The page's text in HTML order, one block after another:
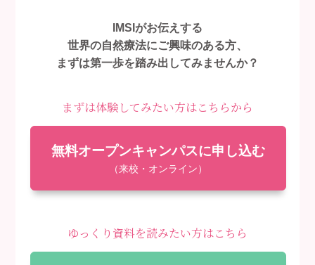
IMSIがお伝えする
世界の自然療法にご興味のある方、
まずは第一歩を踏み出してみませんか？
まずは体験してみたい方はこちらから
無料オープンキャンパスに申し込む
（来校・オンライン）
ゆっくり資料を読みたい方はこちら